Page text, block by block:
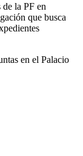
la PF en
que busca
en el Palacio